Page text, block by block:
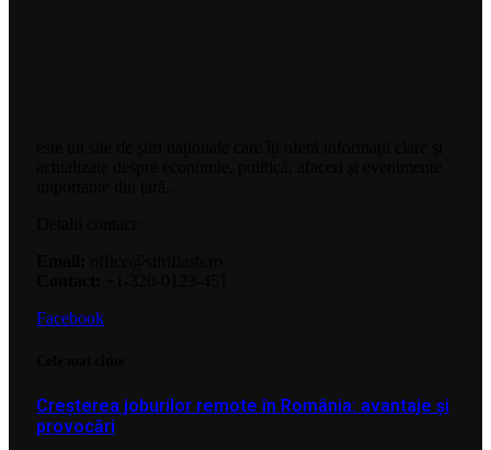
Facebook
Creșterea joburilor remote în România: avantaje și
provocări